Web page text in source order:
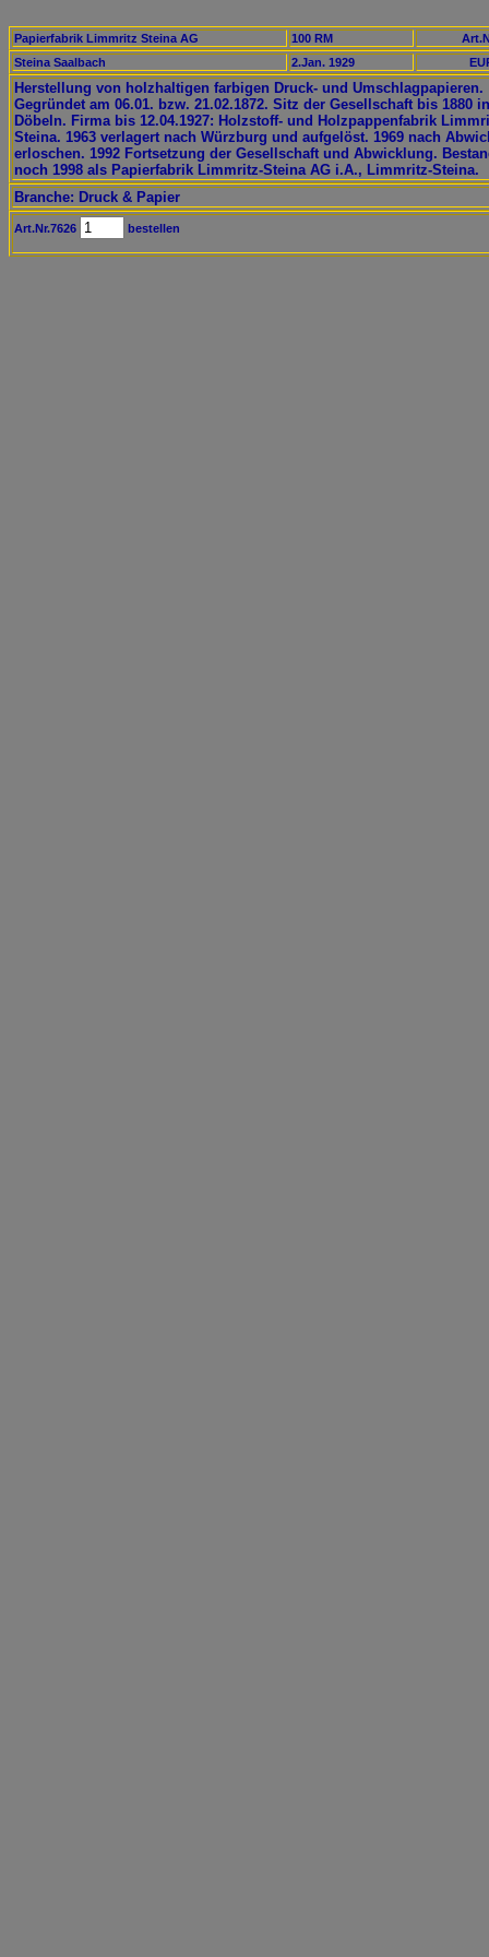
Papierfabrik Limmritz Steina AG 100 RM
Steina Saalbach
2.Jan. 1929
Herstellung von holzhaltigen farbigen Druck- und Umschlagpapieren.
Gegründet am 06.01. bzw. 21.02.1872. Sitz der Gesellschaft bis 1880 in
Döbeln. Firma bis 12.04.1927: Holzstoff- und Holzpappenfabrik
Steina. 1963 verlagert nach Würzburg und aufgelöst. 1969 nach
erloschen. 1992 Fortsetzung der Gesellschaft und Abwicklung.
noch 1998 als Papierfabrik Limmritz-Steina AG i.A., Limmritz-Steina.
Branche: Druck & Papier
Art.Nr.7626 bestellen